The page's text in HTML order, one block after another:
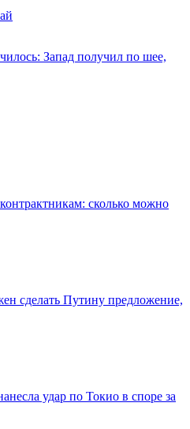
Запад получил по шее,
сколько можно
сделать Путину предложение,
удар по Токио в споре за